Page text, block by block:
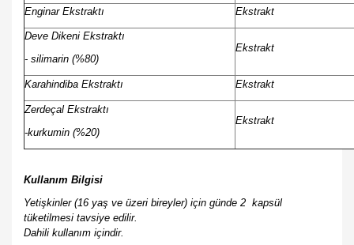
Enginar Ekstraktı Ekstrakt
Deve Dikeni Ekstraktı
- silimarin (%80)
Ekstrakt
Karahindiba Ekstraktı Ekstrakt
Zerdeçal Ekstraktı
-kurkumin (%20)
Ekstrakt
Kullanım Bilgisi
Yetişkinler (16 yaş ve üzeri bireyler) için günde 2 kapsül
tüketilmesi tavsiye edilir.
Dahili kullanım içindir.